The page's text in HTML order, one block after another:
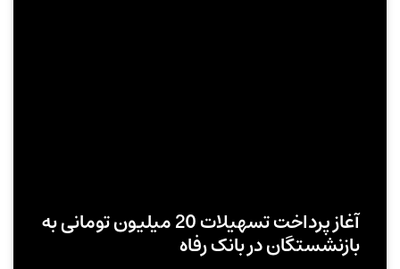
آغاز پرداخت تسهیلات 20 میلیون تومانی به
بازنشستگان در بانک رفاه